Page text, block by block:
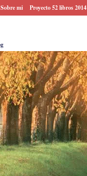
Sobre mi Proyecto 52 libros 2014